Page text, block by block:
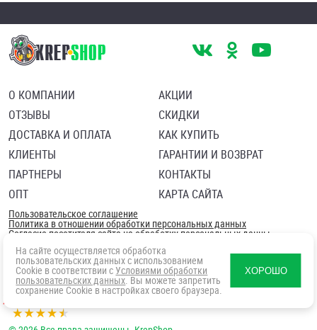
О КОМПАНИИ
ОТЗЫВЫ
ДОСТАВКА И ОПЛАТА
КЛИЕНТЫ
ПАРТНЕРЫ
ОПТ
АКЦИИ
СКИДКИ
КАК КУПИТЬ
ГАРАНТИИ И ВОЗВРАТ
КОНТАКТЫ
КАРТА САЙТА
Пользовательское соглашение
Политика в отношении обработки персональных данных
Согласие посетителя сайта на обработку персональных данны
На сайте осуществляется обработка
пользовательских данных с использованием
Cookie в соответствии с Условиями обработки
пользовательских данных. Вы можете запретить
сохранение Cookie в настройках своего браузера.
ХОРОШО